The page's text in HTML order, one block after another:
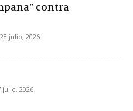
contra
28 julio, 2026
julio, 2026